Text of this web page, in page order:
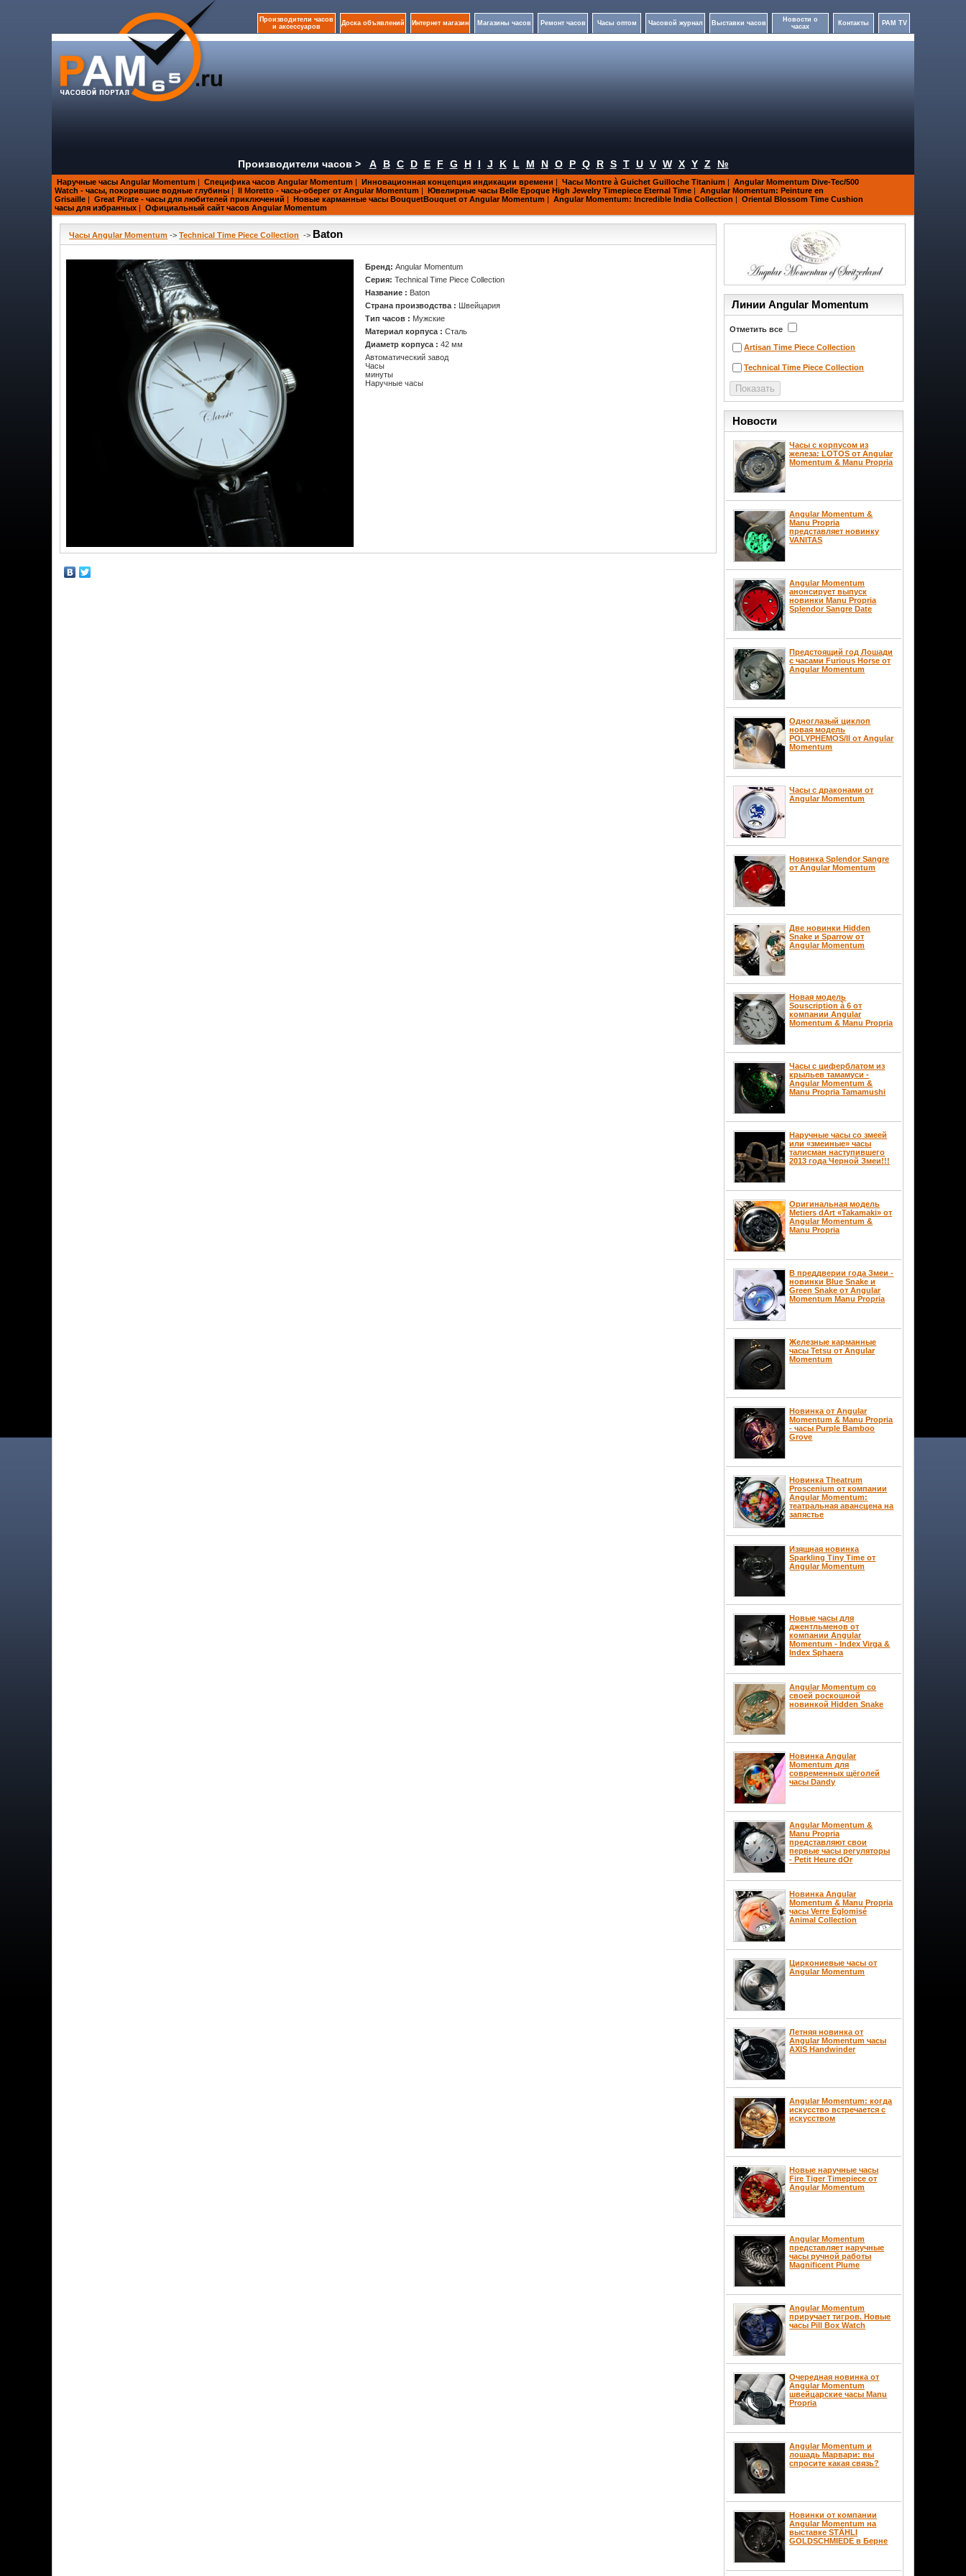
Производители часов
и аксессуаров
Доска объявлений Интернет магазин Магазины часов Ремонт часов Часы оптом Часовой журнал Выставки часов
Новости о
часах
Контакты PAM TV
Производители часов > A B C D E F G H I J K L M N O P Q R S T U V W X Y Z №
Наручные часы Angular Momentum | Специфика часов Angular Momentum | Инновационная концепция индикации времени | Часы Montre à Guichet Guilloche Titanium | Angular Momentum Dive-Tec/500
Watch - часы, покорившие водные глубины | Il Moretto - часы-оберег от Angular Momentum | Ювелирные часы Belle Epoque High Jewelry Timepiece Eternal Time | Angular Momentum: Peinture en
Grisaille | Great Pirate - часы для любителей приключений | Новые карманные часы BouquetBouquet от Angular Momentum | Angular Momentum: Incredible India Collection | Oriental Blossom Time Cushion
часы для избранных | Официальный сайт часов Angular Momentum
Часы Angular Momentum ->Technical Time Piece Collection -> Baton
Бренд:Angular Momentum
Серия:Technical Time Piece Collection
Название : Baton
Страна производства :
Швейцария
Тип часов : Мужские
Материал корпуса :Сталь
Диаметр корпуса :42 мм
Автоматический завод
Часы
минуты
Наручные часы
Линии Angular Momentum
Отметить все
Artisan Time Piece Collection
Technical Time Piece Collection
Новости
Часы с корпусом из
железа: LOTOS от Angular
Momentum & Manu Propria
Angular Momentum &
Manu Propria
представляет новинку
VANITAS
Angular Momentum
анонсирует выпуск
новинки Manu Propria
Splendor Sangre Date
Предстоящий год Лошади
с часами Furious Horse от
Angular Momentum
Одноглазый циклоп
новая модель
POLYPHEMOS/II от Angular
Momentum
Часы с драконами от
Angular Momentum
Новинка Splendor Sangre
от Angular Momentum
Две новинки Hidden
Snake и Sparrow от
Angular Momentum
Новая модель
Souscription à 6 от
компании Angular
Momentum & Manu Propria
Часы с циферблатом из
крыльев тамамуси -
Angular Momentum &
Manu Propria Tamamushi
Наручные часы со змеей
или «змеиные» часы
талисман наступившего
2013 года Черной Змеи!!!
Оригинальная модель
Metiers dArt «Takamaki» от
Angular Momentum &
Manu Propria
В преддверии года Змеи -
новинки Blue Snake и
Green Snake от Angular
Momentum Manu Propria
Железные карманные
часы Tetsu от Angular
Momentum
Новинка от Angular
Momentum & Manu Propria
- часы Purple Bamboo
Grove
Новинка Theatrum
Proscenium от компании
Angular Momentum:
театральная авансцена на
запястье
Изящная новинка
Sparkling Tiny Time от
Angular Momentum
Новые часы для
джентльменов от
компании Angular
Momentum - Index Virga &
Index Sphaera
Angular Momentum со
своей роскошной
новинкой Hidden Snake
Новинка Angular
Momentum для
современных щёголей
часы Dandy
Angular Momentum &
Manu Propria
представляют свои
первые часы регуляторы
- Petit Heure dOr
Новинка Angular
Momentum & Manu Propria
часы Verre Églomisé
Animal Collection
Циркониевые часы от
Angular Momentum
Летняя новинка от
Angular Momentum часы
AXIS Handwinder
Angular Momentum: когда
искусство встречается с
искусством
Новые наручные часы
Fire Tiger Timepiece от
Angular Momentum
Angular Momentum
представляет наручные
часы ручной работы
Magnificent Plume
Angular Momentum
приручает тигров. Новые
часы Pill Box Watch
Очередная новинка от
Angular Momentum
швейцарские часы Manu
Propria
Angular Momentum и
лошадь Марвари: вы
спросите какая связь?
Новинки от компании
Angular Momentum на
выставке STÄHLI
GOLDSCHMIEDE в Берне